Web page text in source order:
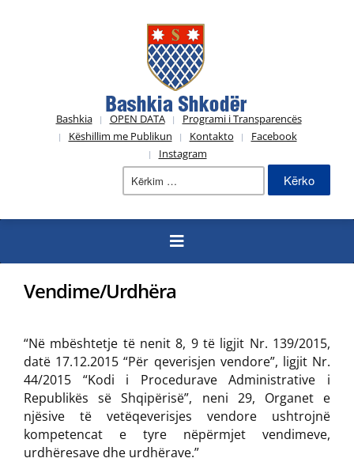
Bashkia OPEN DATA
Programi i Transparencës
Këshillim me Publikun
Kontakto
Facebook
Instagram
Kërko
Vendime/Urdhëra
“Në mbështetje të nenit 8, 9 të ligjit Nr. 139/2015,
datë 17.12.2015 “Për qeverisjen vendore”, ligjit Nr.
44/2015 “Kodi i Procedurave Administrative i
Republikës së Shqipërisë”, neni 29, Organet e
njësive të vetëqeverisjes vendore ushtrojnë
kompetencat e tyre nëpërmjet vendimeve,
urdhëresave dhe urdhërave.”